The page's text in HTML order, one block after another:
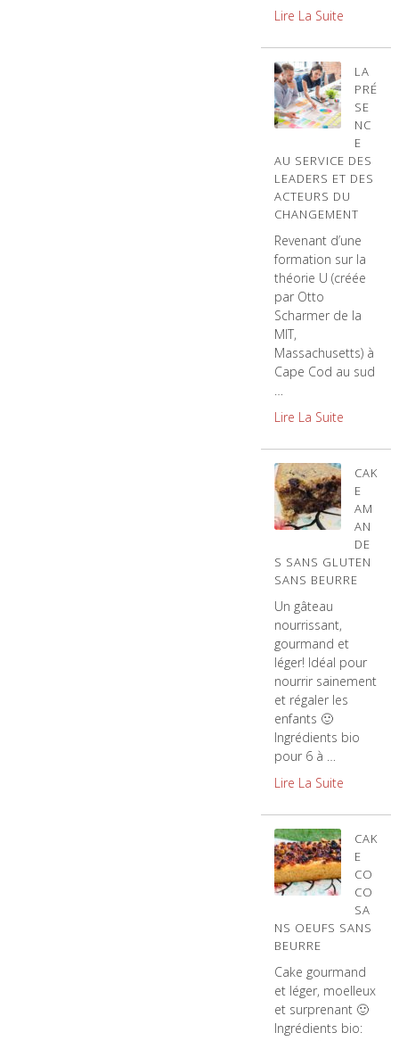
Lire La Suite
LA
PRÉ
SE
NC
E
AU SERVICE DES
LEADERS ET DES
ACTEURS DU
CHANGEMENT
Revenant d’une
formation sur la
théorie U (créée
par Otto
Scharmer de la
MIT,
Massachusetts) à
Cape Cod au sud
…
Lire La Suite
CAK
E
AM
AN
DE
S SANS GLUTEN
SANS BEURRE
Un gâteau
nourrissant,
gourmand et
léger! Idéal pour
nourrir sainement
et régaler les
enfants 🙂
Ingrédients bio
pour 6 à …
Lire La Suite
CAK
E
CO
CO
SA
NS OEUFS SANS
BEURRE
Cake gourmand
et léger, moelleux
et surprenant 🙂
Ingrédients bio: